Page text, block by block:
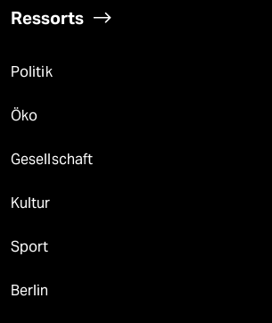
Ressorts
Politik
Öko
Gesellschaft
Kultur
Sport
Berlin